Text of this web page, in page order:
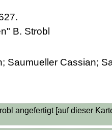
B. Strobl
Saumueller Cassian;
angefertigt [auf dieser